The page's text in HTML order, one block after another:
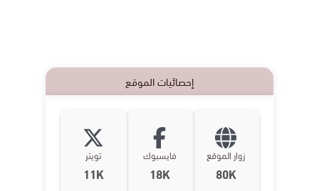
إحصائيات الموقع
زوار الموقع
80K
فايسبوك
18K
تويتر
11K